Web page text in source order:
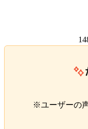
※ユーザーの